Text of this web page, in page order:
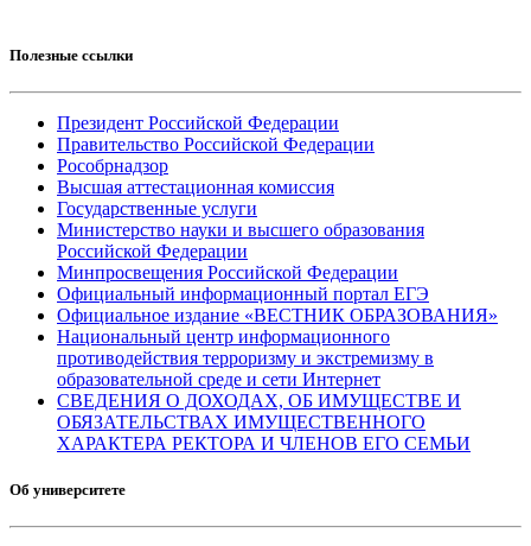
Полезные ссылки
Президент Российской Федерации
Правительство Российской Федерации
Рособрнадзор
Высшая аттестационная комиссия
Государственные услуги
Министерство науки и высшего образования
Российской Федерации
Минпросвещения Российской Федерации
Официальный информационный портал ЕГЭ
Официальное издание «ВЕСТНИК ОБРАЗОВАНИЯ»
Национальный центр информационного
противодействия терроризму и экстремизму в
образовательной среде и сети Интернет
СВЕДЕНИЯ О ДОХОДАХ, ОБ ИМУЩЕСТВЕ И
ОБЯЗАТЕЛЬСТВАХ ИМУЩЕСТВЕННОГО
ХАРАКТЕРА РЕКТОРА И ЧЛЕНОВ ЕГО СЕМЬИ
Об университете